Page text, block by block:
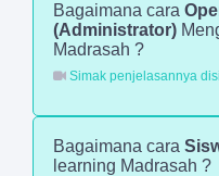
Bagaimana cara
(Administrator)
Madrasah ?
Simak penjelasannya
Bagaimana cara
learning Madrasah ?